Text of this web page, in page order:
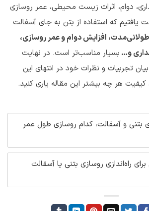
دوام، اثرات زیست محیطی، عمر روسازی
یافتیم که استفاده از بتن به جای آسفالت
افزایش دوام و عمر روسازی،
و… بسیار مناسب‌تر است. در نهایت
تجربیات و نظرات خود در انتهای این
هر چه بیشتر این مقاله یاری کنید.
بتنی و آسفالت، کدام روسازی طول عمر
برای راه‌اندازی روسازی بتنی یا آسفالت